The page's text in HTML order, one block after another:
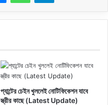
প্যান্টের চেইন খুললেই নোটিফিকেশন যাবে
স্ত্রীর কাছে (Latest Update)